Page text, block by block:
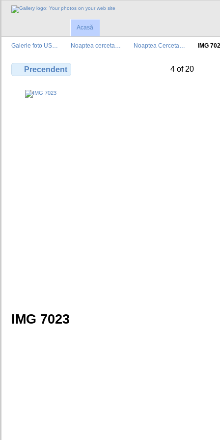
Acasă
Galerie foto US… Noaptea cerceta… Noaptea Cerceta… IMG
Precendent 4 of 20
IMG 7023